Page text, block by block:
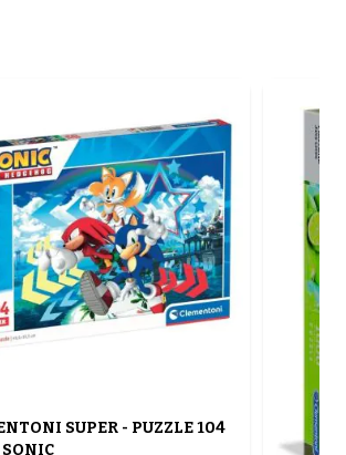
SUPER - PUZZLE 104